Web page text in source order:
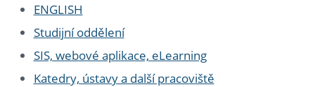
ENGLISH
Studijní oddělení
SIS, webové aplikace, eLearning
Katedry, ústavy a další pracoviště